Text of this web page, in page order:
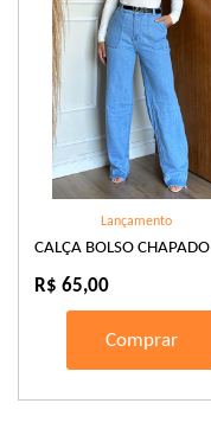
Lançamento
CALÇA BOLSO CHAPADO
R$ 65,00
Comprar